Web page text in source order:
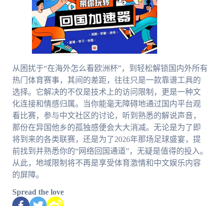
从困扰于“在海外怎么看欧洲杯”，到轻松解锁国内外所有
热门体育赛事，其间的差距，往往只是一款靠谱工具的
选择。它解决的不仅是技术上的访问限制，更是一种文
化连接和情感归属。当你能毫无障碍地通过国内平台观
看比赛，参与中文社区的讨论，听到熟悉的解说声音，
那份在异国他乡的孤独感便会大大消减。无论是为了即
将到来的各类联赛，还是为了2026年那场足球盛宴，提
前找到并熟悉你的“网络回国通道”，无疑是值得的投入。
从此，地域限制将不再是享受体育激情和中文娱乐内容
的屏障。
Spread the love